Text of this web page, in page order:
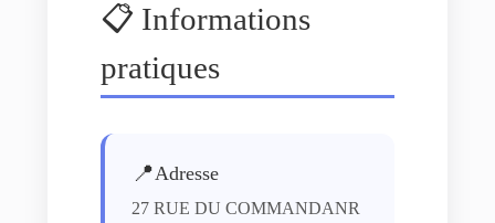
📋 Informations
pratiques
📍Adresse
27 RUE DU COMMANDANR